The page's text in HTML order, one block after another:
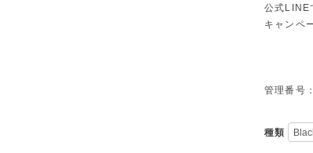
公式LINE
キャンペ
管理番号
種類